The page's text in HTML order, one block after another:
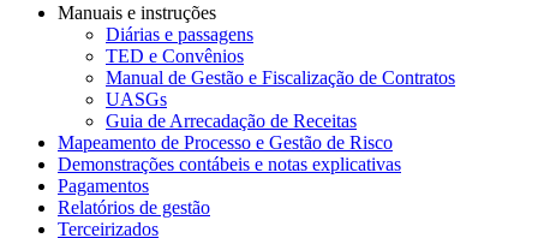
Manuais e instruções
Diárias e passagens
TED e Convênios
Manual de Gestão e Fiscalização de Contratos
UASGs
Guia de Arrecadação de Receitas
Mapeamento de Processo e Gestão de Risco
Demonstrações contábeis e notas explicativas
Pagamentos
Relatórios de gestão
Terceirizados